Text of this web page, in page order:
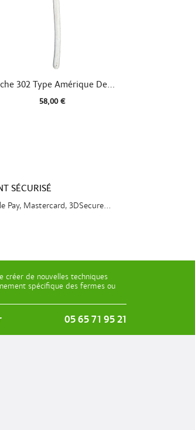
Aperçu rapide
302 Type Amérique De...
58,00 €
SÉCURISÉ
Pay, Mastercard, 3DSecure...
créer de nouvelles techniques
spécifique des fermes ou
05 65 71 95 21